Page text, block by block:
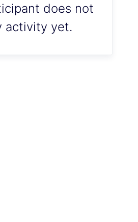
does not
activity yet.